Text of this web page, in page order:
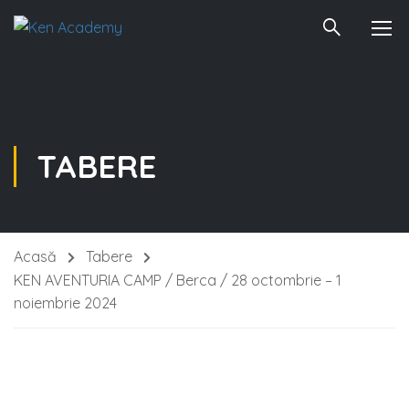
TABERE
Acasă
Tabere
KEN AVENTURIA CAMP / Berca / 28 octombrie – 1
noiembrie 2024